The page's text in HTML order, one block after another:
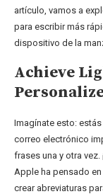
artículo, vamos a
para escribir más
dispositivo de la
Achieve
Imagínate esto:
correo electrónico
frases una y otra
Apple ha pensado
crear abreviaturas